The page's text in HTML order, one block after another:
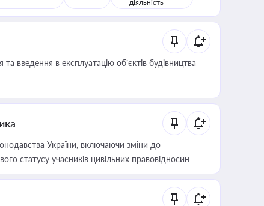
діяльність
введення в експлуатацію об’єктів будівництва
України, включаючи зміни до
статусу учасників цивільних правовідносин